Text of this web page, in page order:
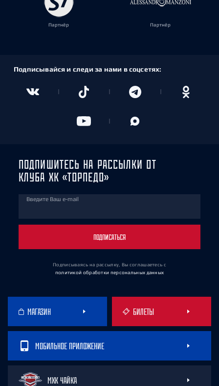
Партнёр Партнёр
Подписывайся и следи за нами в соцсетях:
ПОДПИШИТЕСЬ НА РАССЫЛКИ ОТ
КЛУБА ХК «ТОРПЕДО»
Введите Ваш e-mail
ПОДПИСАТЬСЯ
Подписываясь на рассылку, Вы соглашаетесь с
политикой обработки персональных данных
МАГАЗИН БИЛЕТЫ
МОБИЛЬНОЕ ПРИЛОЖЕНИЕ
МХК ЧАЙКА